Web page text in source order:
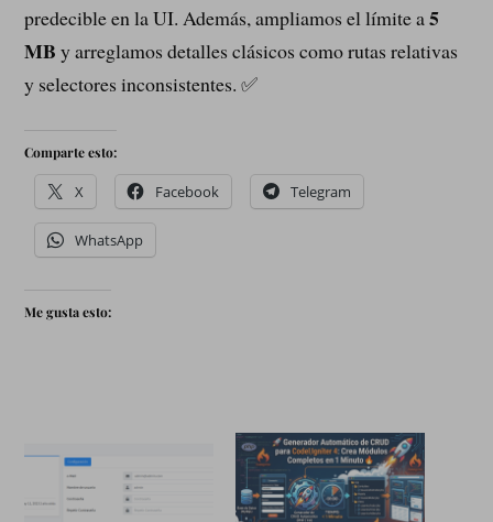
predecible en la UI. Además, ampliamos el límite a5
MB y arreglamos detalles clásicos como rutas relativas
y selectores inconsistentes. ✅
Comparte esto:
X Facebook Telegram
WhatsApp
Me gusta esto: